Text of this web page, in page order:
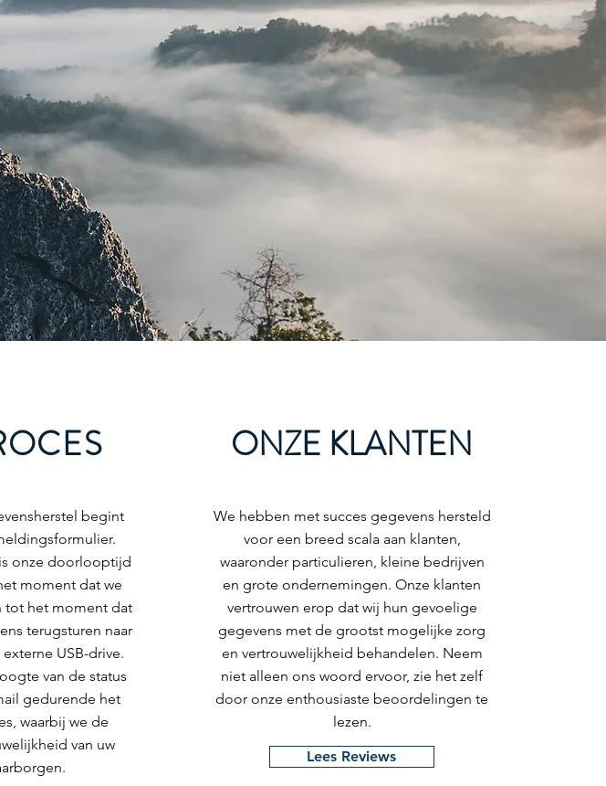
begint
onze doorlooptijd
moment dat we
tot het moment dat
terugsturen naar
USB-drive.
van de status
gedurende het
waarbij we de
van uw
ONZE KLANTEN
​We hebben met succes gegevens hersteld
voor een breed scala aan klanten,
waaronder particulieren, kleine bedrijven
en grote ondernemingen. Onze klanten
vertrouwen erop dat wij hun gevoelige
gegevens met de grootst mogelijke zorg
en vertrouwelijkheid behandelen. Neem
niet alleen ons woord ervoor, zie het zelf
door onze enthousiaste beoordelingen te
lezen.
Lees Reviews